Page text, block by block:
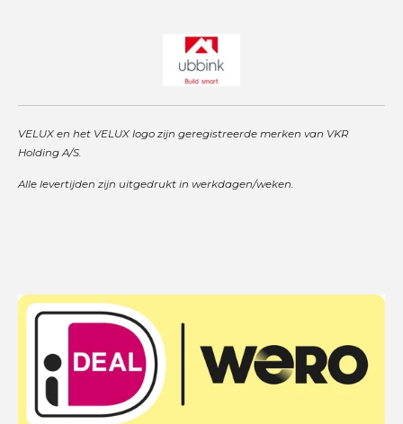
VELUX en het VELUX logo zijn geregistreerde merken van VKR
Holding A/S.
Alle levertijden zijn uitgedrukt in werkdagen/weken.